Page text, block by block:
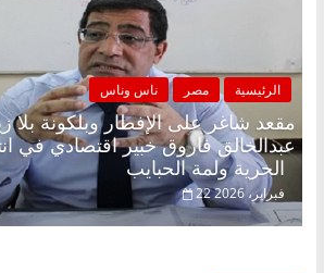
الرئيسية مصر ناس وناس
مقعد شاغر على الإفطار وبلكونة
عبدالخالق فاروق خبير اقتصادي في
الحرية ولمة الحبايب
22 فبراير، 2026